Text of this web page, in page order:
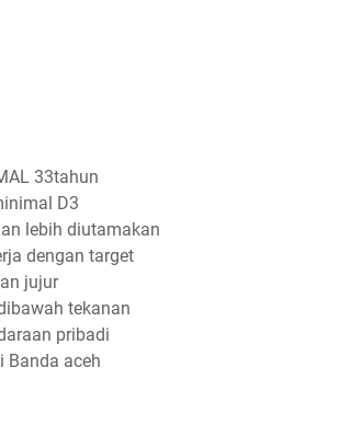
33tahun
D3
lebih diutamakan
dengan target
jujur
tekanan
pribadi
Banda aceh